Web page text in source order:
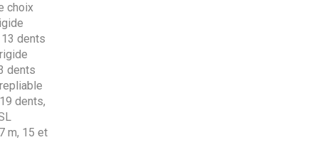
choix
dents
dents
dents,
m, 15 et